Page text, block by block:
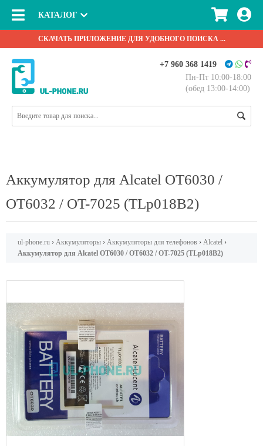
СКАЧАТЬ ПРИЛОЖЕНИЕ ДЛЯ УДОБНОГО ПОИСКА ...
+7 960 368 1419
Пн-Пт 10:00-18:00
(обед 13:00-14:00)
КАТАЛОГ
Аккумулятор для Alcatel OT6030 /
OT6032 / OT-7025 (TLp018B2)
ul-phone.ru › Аккумуляторы › Аккумуляторы для телефонов › Alcatel ›
Аккумулятор для Alcatel OT6030 / OT6032 / OT-7025 (TLp018B2)